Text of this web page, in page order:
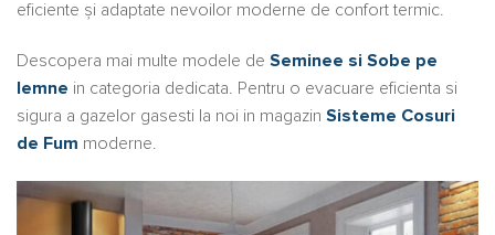
eficiente și adaptate nevoilor moderne de confort termic.
Descopera mai multe modele de Seminee si Sobe pe
lemne in categoria dedicata. Pentru o evacuare eficienta si
sigura a gazelor gasesti la noi in magazin Sisteme Cosuri
de Fum moderne.